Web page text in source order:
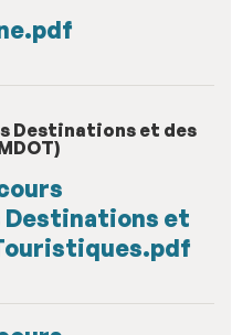
Destinations et des
Destinations et